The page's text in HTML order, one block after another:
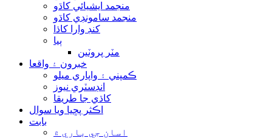
منجمد ايشيائي کاڌو
منجمد سامونڊي کاڌو
کنڊ وارا کاڌا
ٻيا
مٽر پروٽين
خبرون ۽ واقعا
ڪمپني ۽ واپاري ميلو
انڊسٽري نيوز
کاڌي جا طريقا
اڪثر پڇيا ويا سوال
بابت
اسان جي باري ۾